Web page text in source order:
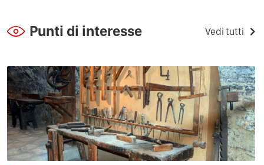
Punti di interesse Vedi tutti